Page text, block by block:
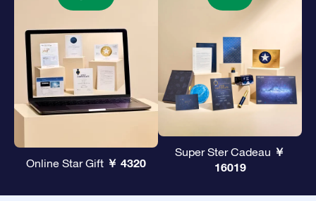
Online Star Gift ￥ 4320
Super Ster Cadeau ￥
16019